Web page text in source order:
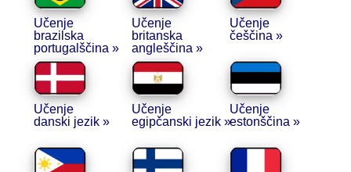
Učenje
brazilska
portugalščina »
Učenje
britanska
angleščina »
Učenje
češčina »
Učenje
danski jezik »
Učenje
egipčanski jezik »
Učenje
estonščina »